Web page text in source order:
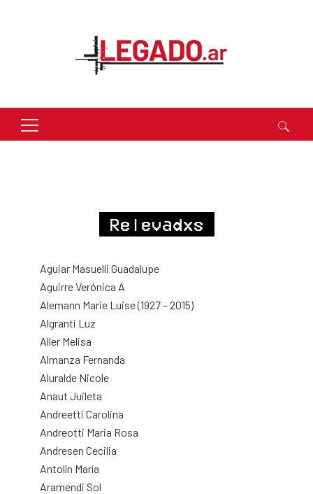
Buscar:
Relevadxs
Aguiar Masuelli Guadalupe
Aguirre Verónica A
Alemann Marie Luise (1927 – 2015)
Algranti Luz
Aller Melisa
Almanza Fernanda
Aluralde Nicole
Anaut Juileta
Andreetti Carolina
Andreotti Maria Rosa
Andresen Cecilia
Antolín María
Aramendi Sol